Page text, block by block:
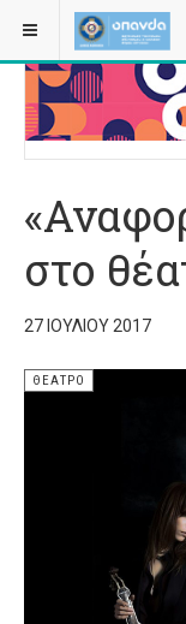
ΒΡΊΣΚΕΣΤΕ ΕΔΏ:
στο
27 ΙΟΥΛΊΟΥ 2017
ΘΈΑΤΡΟ